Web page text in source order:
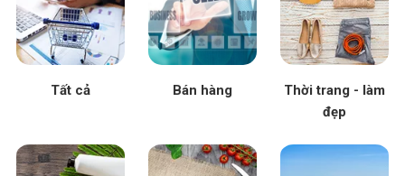
Tất cả Bán hàng
Thời trang - làm
đẹp